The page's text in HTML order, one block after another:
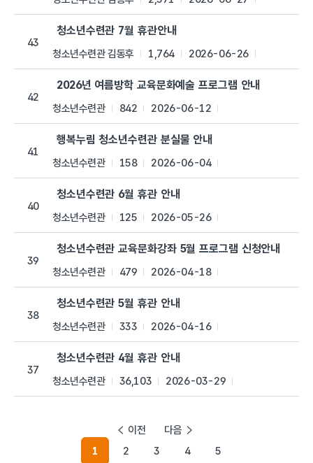
43
청소년수련관 7월 휴관안내
청소년수련관 김동후 1,764 2026-06-26
42
2026년 여름방학 교육문화예술 프로그램 안내
청소년수련관 842 2026-06-12
41
행복누림 청소년수련관 분실물 안내
청소년수련관 158 2026-06-04
40
청소년수련관 6월 휴관 안내
청소년수련관 125 2026-05-26
39
청소년수련관 교육문화강좌 5월 프로그램 신청안내
청소년수련관 479 2026-04-18
38
청소년수련관 5월 휴관 안내
청소년수련관 333 2026-04-16
37
청소년수련관 4월 휴관 안내
청소년수련관 36,103 2026-03-29
이전
1
2 3 4 5
다음